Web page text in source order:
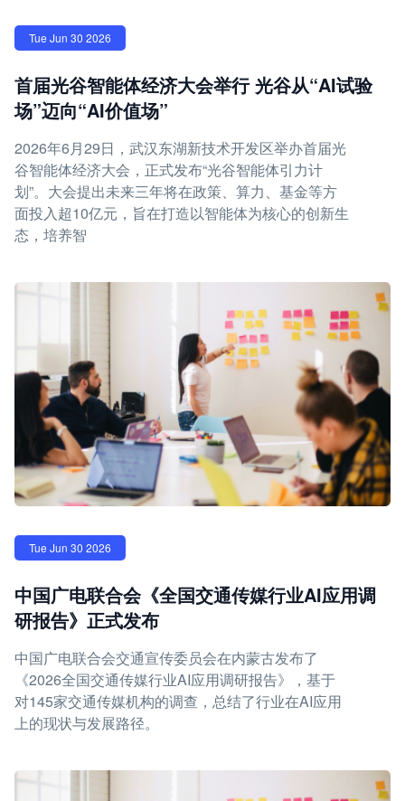
Tue Jun 30 2026
首届光谷智能体经济大会举行 光谷从“AI试验
场”迈向“AI价值场”
2026年6月29日，武汉东湖新技术开发区举办首届光
谷智能体经济大会，正式发布“光谷智能体引力计
划”。大会提出未来三年将在政策、算力、基金等方
面投入超10亿元，旨在打造以智能体为核心的创新生
态，培养智
Tue Jun 30 2026
中国广电联合会《全国交通传媒行业AI应用调
研报告》正式发布
中国广电联合会交通宣传委员会在内蒙古发布了
《2026全国交通传媒行业AI应用调研报告》，基于
对145家交通传媒机构的调查，总结了行业在AI应用
上的现状与发展路径。